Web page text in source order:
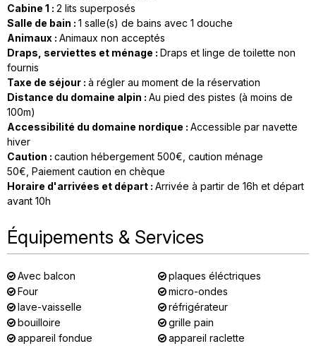
Cabine 1 : 2 lits superposés
Salle de bain : 1 salle(s) de bains avec 1 douche
Animaux : Animaux non acceptés
Draps, serviettes et ménage : Draps et linge de toilette non
fournis
Taxe de séjour : à régler au moment de la réservation
Distance du domaine alpin : Au pied des pistes (à moins de
100m)
Accessibilité du domaine nordique : Accessible par navette
hiver
Caution : caution hébergement 500€ caution ménage
50€ Paiement caution en chèque
Horaire d'arrivées et départ : Arrivée à partir de 16h et départ
avant 10h
Équipements & Services
Avec balcon
plaques éléctriques
Four
micro-ondes
lave-vaisselle
réfrigérateur
bouilloire
grille pain
appareil fondue
appareil raclette